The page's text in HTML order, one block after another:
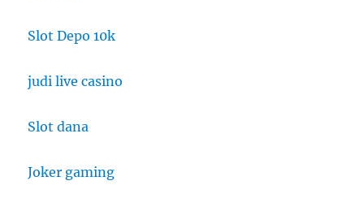
Slot Depo 10k
judi live casino
Slot dana
Joker gaming